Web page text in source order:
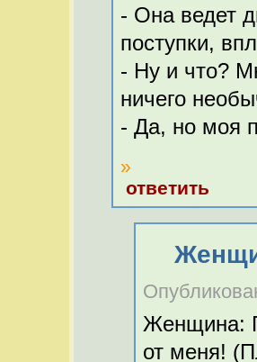
- Она ведет
поступки,
- Ну и что?
ничего
- Да, но моя
»
ответить
Женщина:
от меня!